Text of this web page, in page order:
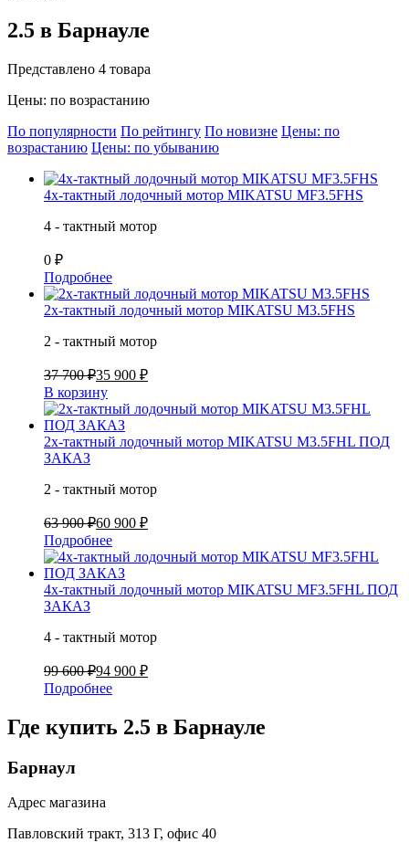
2.5 в Барнауле
Представлено 4 товара
Цены: по возрастанию
По популярности По рейтингу По новизне Цены: по
возрастанию Цены: по убыванию
4х-тактный лодочный мотор MIKATSU MF3.5FHS
4 - тактный мотор
0 ₽
Подробнее
2х-тактный лодочный мотор MIKATSU M3.5FHS
2 - тактный мотор
37 700 ₽35 900 ₽
В корзину
2х-тактный лодочный мотор MIKATSU M3.5FHL ПОД
ЗАКАЗ
2 - тактный мотор
63 900 ₽60 900 ₽
Подробнее
4х-тактный лодочный мотор MIKATSU MF3.5FHL ПОД
ЗАКАЗ
4 - тактный мотор
99 600 ₽94 900 ₽
Подробнее
Где купить 2.5 в Барнауле
Барнаул
Адрес магазина
Павловский тракт, 313 Г, офис 40